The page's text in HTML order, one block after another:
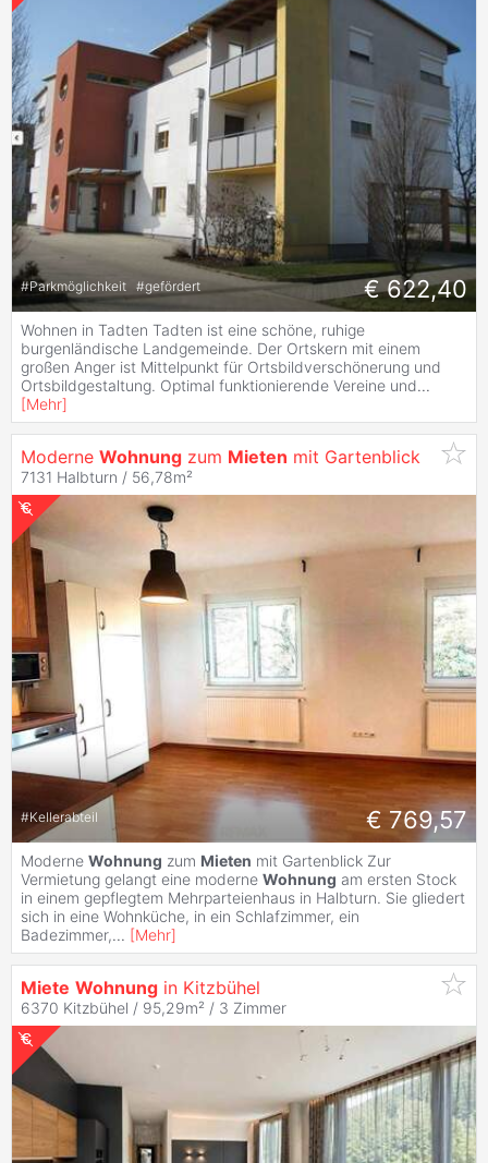
#Parkmöglichkeit #gefördert € 622,40
Wohnen in Tadten Tadten ist eine schöne, ruhige
burgenländische Landgemeinde. Der Ortskern mit einem
großen Anger ist Mittelpunkt für Ortsbildverschönerung und
Ortsbildgestaltung. Optimal funktionierende Vereine und...
[Mehr]
Moderne Wohnung zum Mieten mit Gartenblick
7131 Halbturn / 56,78m²
#Kellerabteil € 769,57
Moderne Wohnung zum Mieten mit Gartenblick Zur
Vermietung gelangt eine moderne Wohnung am ersten Stock
in einem gepflegtem Mehrparteienhaus in Halbturn. Sie gliedert
sich in eine Wohnküche, in ein Schlafzimmer, ein
Badezimmer,... [Mehr]
Miete Wohnung in Kitzbühel
6370 Kitzbühel / 95,29m² / 3 Zimmer